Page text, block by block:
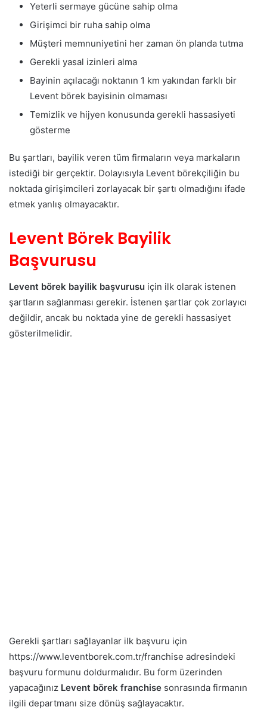
Yeterli sermaye gücüne sahip olma
Girişimci bir ruha sahip olma
Müşteri memnuniyetini her zaman ön planda tutma
Gerekli yasal izinleri alma
Bayinin açılacağı noktanın 1 km yakından farklı bir
Levent börek bayisinin olmaması
Temizlik ve hijyen konusunda gerekli hassasiyeti
gösterme
Bu şartları, bayilik veren tüm firmaların veya markaların
istediği bir gerçektir. Dolayısıyla Levent börekçiliğin bu
noktada girişimcileri zorlayacak bir şartı olmadığını ifade
etmek yanlış olmayacaktır.
Levent Börek Bayilik
Başvurusu
Levent börek bayilik başvurusu için ilk olarak istenen
şartların sağlanması gerekir. İstenen şartlar çok zorlayıcı
değildir, ancak bu noktada yine de gerekli hassasiyet
gösterilmelidir.
Gerekli şartları sağlayanlar ilk başvuru için
https://www.leventborek.com.tr/franchise adresindeki
başvuru formunu doldurmalıdır. Bu form üzerinden
yapacağınız Levent börek franchise sonrasında firmanın
ilgili departmanı size dönüş sağlayacaktır.